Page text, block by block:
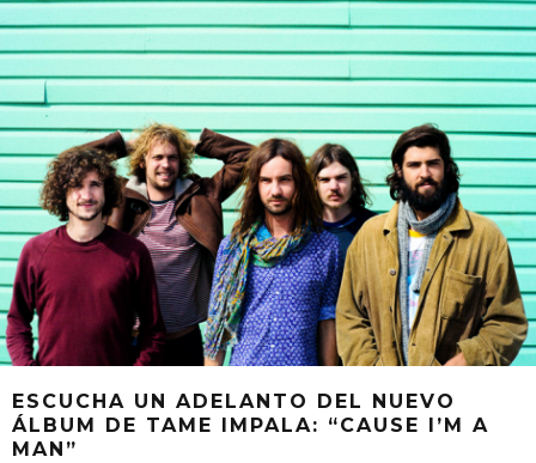
ESCUCHA UN ADELANTO DEL NUEVO
ÁLBUM DE TAME IMPALA: “CAUSE I’M A
MAN”